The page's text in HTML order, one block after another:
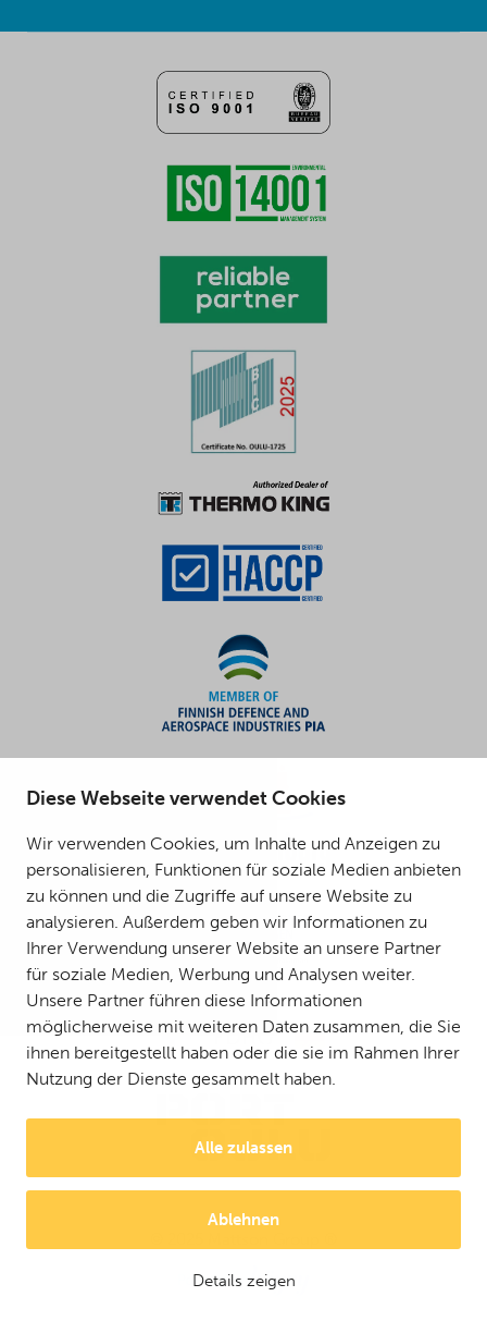
Diese Webseite verwendet Cookies
Wir verwenden Cookies, um Inhalte und Anzeigen zu
personalisieren, Funktionen für soziale Medien anbieten
zu können und die Zugriffe auf unsere Website zu
analysieren. Außerdem geben wir Informationen zu
Ihrer Verwendung unserer Website an unsere Partner
für soziale Medien, Werbung und Analysen weiter.
Unsere Partner führen diese Informationen
möglicherweise mit weiteren Daten zusammen, die Sie
ihnen bereitgestellt haben oder die sie im Rahmen Ihrer
Nutzung der Dienste gesammelt haben.
Alle zulassen
Ablehnen
Details zeigen